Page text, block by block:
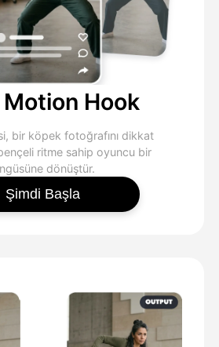
Hook
bir köpek fotoğrafını dikkat
ritme sahip oyuncu bir
dönüştür.
Şimdi Başla